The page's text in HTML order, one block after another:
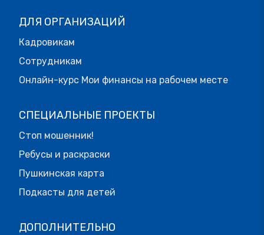
ДЛЯ ОРГАНИЗАЦИЙ
Кадровикам
Сотрудникам
Онлайн-курс Мои финансы на рабочем месте
СПЕЦИАЛЬНЫЕ ПРОЕКТЫ
Стоп мошенник!
Ребусы и раскраски
Пушкинская карта
Подкасты для детей
ДОПОЛНИТЕЛЬНО